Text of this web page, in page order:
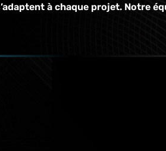
à chaque projet. Notre